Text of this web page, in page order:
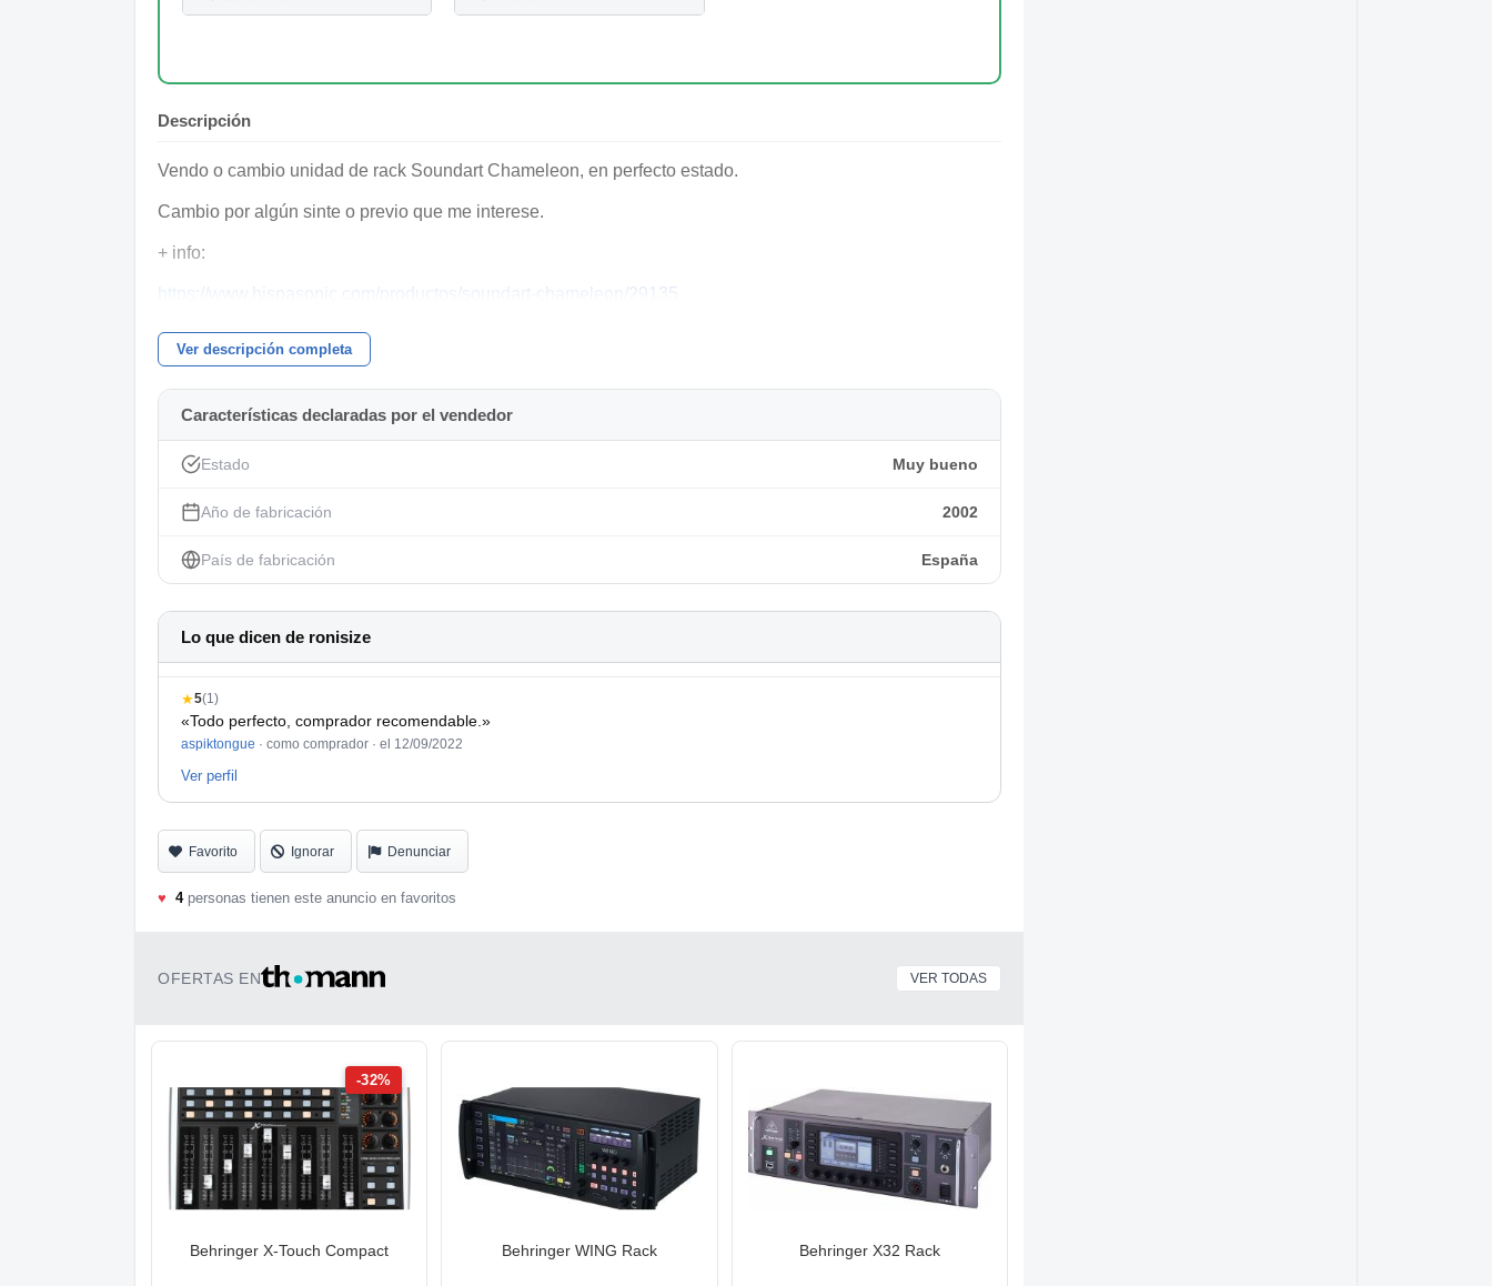
Descripción
Vendo o cambio unidad de rack Soundart Chameleon, en perfecto estado.
Cambio por algún sinte o previo que me interese.
+ info:
https://www.hispasonic.com/productos/soundart-chameleon/29135
https://chameleon.synth.net/english/index.shtml
Ver descripción completa
Características declaradas por el vendedor
Estado Muy bueno
Año de fabricación 2002
País de fabricación España
Lo que dicen de ronisize
★5(1)
«Todo perfecto, comprador recomendable.»
aspiktongue · como comprador · el 12/09/2022
Ver perfil
Favorito Ignorar Denunciar
♥ 4personas tienen este anuncio en favoritos
OFERTAS EN VER TODAS
-32%
Behringer X-Touch Compact Behringer WING Rack Behringer X32 Rack